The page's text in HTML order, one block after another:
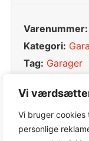
Vi
Vi bruger
personlige
Varenummer:
Kategori:
Tag: Garager